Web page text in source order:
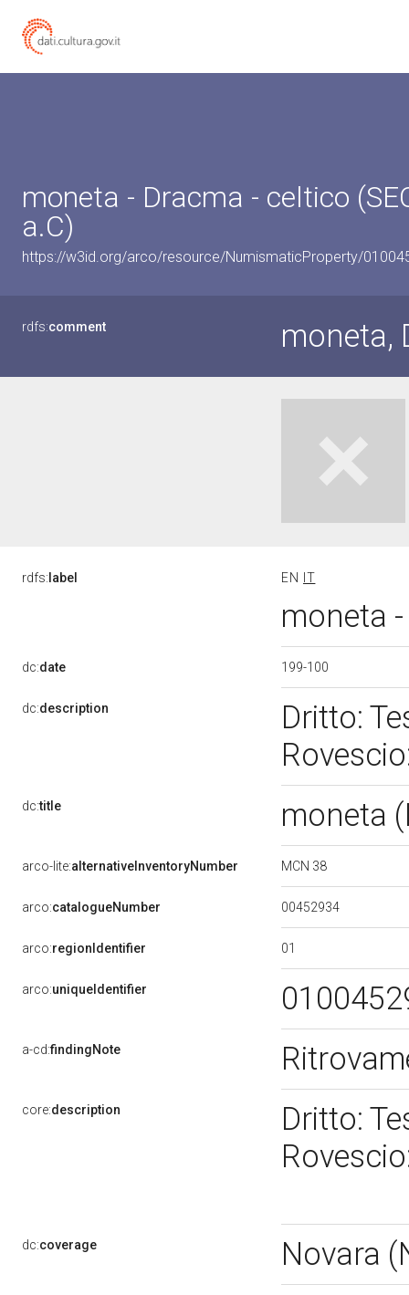
moneta - Dracma - celtico
a.C)
https://w3id.org/arco/resource/NumismaticProperty/
rdfs:comment moneta,
rdfs: label EN IT
moneta
dc:date 199-100
dc:description
Dritto:
dc:title moneta
arco-lite:alternativeInventoryNumber MCN 38
arco:catalogueNumber 00452934
arco:regionIdentifier 01
arco:uniqueIdentifier
a-cd:findingNote
core:description
Dritto:
dc:coverage Novara